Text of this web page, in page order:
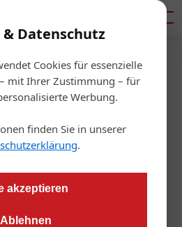
& Datenschutz
Cookies für essenzielle
mit Ihrer Zustimmung – für
Werbung.
finden Sie in unserer
.
akzeptieren
Ablehnen
/ Service
Urteil
für
in offenen